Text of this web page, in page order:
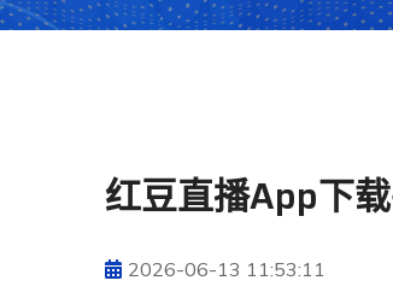
红豆直播app下
2026-06-13 11:53:11